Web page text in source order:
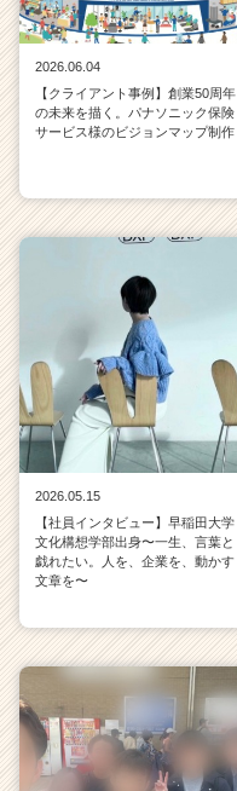
2026.06.04
【クライアント事例】創業50周年
の未来を描く。パナソニック保険
サービス様のビジョンマップ制作
2026.05.15
【社員インタビュー】早稲田大学
文化構想学部出身〜一生、言葉と
戯れたい。人を、企業を、動かす
文章を〜